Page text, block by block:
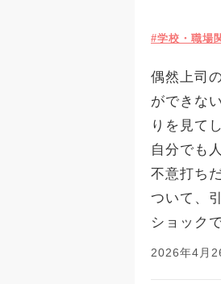
#学校・職場
偶然上司
ができな
りを見て
自分でも
不意打ち
ついて、
ショック
2026年4月